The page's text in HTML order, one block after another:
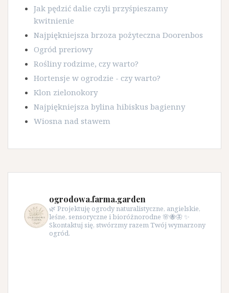
Jak pędzić dalie czyli przyśpieszamy
kwitnienie
Najpiękniejsza brzoza pożyteczna Doorenbos
Ogród preriowy
Rośliny rodzime, czy warto?
Hortensje w ogrodzie - czy warto?
Klon zielonokory
Najpiękniejsza bylina hibiskus bagienny
Wiosna nad stawem
ogrodowa.farma.garden
🌿 Projektuję ogrody naturalistyczne, angielskie,
leśne, sensoryczne i bioróżnorodne 🌸🐝🦋 ✨
Skontaktuj się, stwórzmy razem Twój wymarzony
ogród.